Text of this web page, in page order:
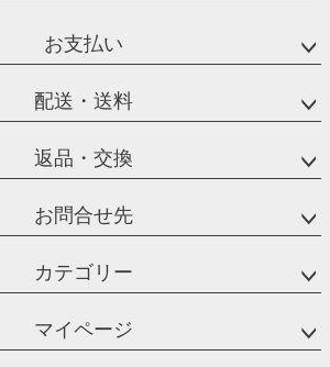
お支払い
配送・送料
返品・交換
お問合せ先
カテゴリー
マイページ